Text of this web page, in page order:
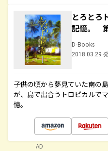
とろとろ
記憶。
D-Books
2018.03.29
子供の頃から夢見ていた南の
が、島で出合うトロピカルで
憶。
AD